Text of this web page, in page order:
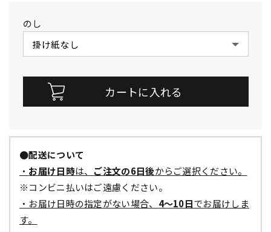
のし
●配送について
・ お届け日時は、 ご注文の6日後からご選択ください。
※コンビニ払いはご遠慮ください。
・お届け日時の指定がない場合、 4～10日でお届けしま
す。